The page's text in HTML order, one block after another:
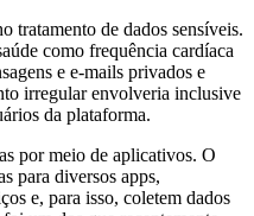
tratamento de dados sensíveis.
como frequência cardíaca
e e-mails privados e
irregular envolveria inclusive
da plataforma.
por meio de aplicativos. O
para diversos apps,
e, para isso, coletem dados